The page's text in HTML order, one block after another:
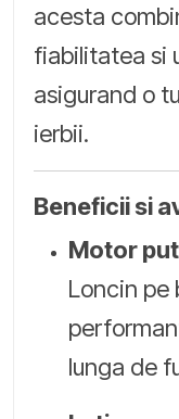
acesta
fiabilitatea si
asigurand o
ierbii.
Beneficii si
Motor
Loncin pe
lunga de